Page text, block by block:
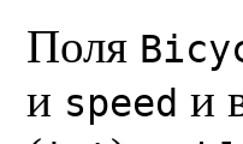
Поля
и speed и